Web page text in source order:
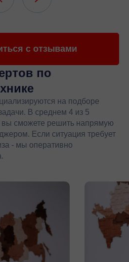
с отзывами
по
на подборе
В среднем 4 из 5
вы сможете решить напрямую
Если ситуация требует
- мы оперативно